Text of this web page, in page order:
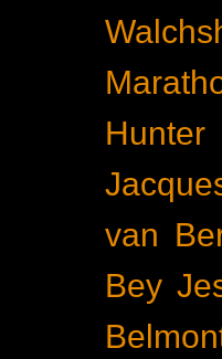
Hunter
van
Bey